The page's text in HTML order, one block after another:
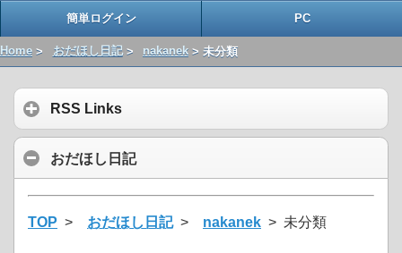
簡単ログイン PC
Home > おだほし日記> nakanek > 未分類
RSS Links
おだほし日記
TOP > おだほし日記> nakanek > 未分類